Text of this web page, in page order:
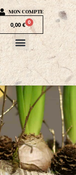
MON COMPTE
0,00 € 0